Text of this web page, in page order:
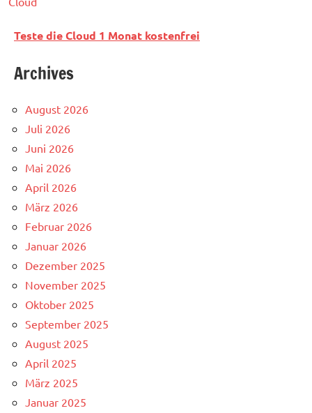
Teste die Cloud 1 Monat kostenfrei
Archives
August 2026
Juli 2026
Juni 2026
Mai 2026
April 2026
März 2026
Februar 2026
Januar 2026
Dezember 2025
November 2025
Oktober 2025
September 2025
August 2025
April 2025
März 2025
Januar 2025